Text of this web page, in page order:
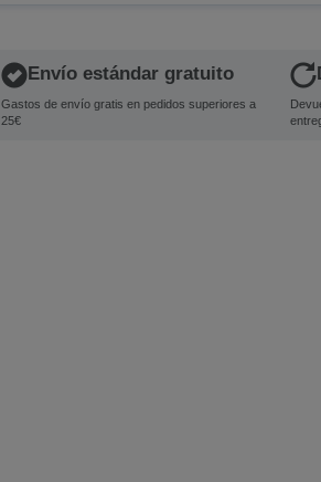
Envío estándar gratuito
Gastos de envío gratis en pedidos superiores a
25€